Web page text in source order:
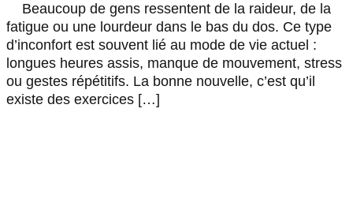
Beaucoup de gens ressentent de la raideur, de la
fatigue ou une lourdeur dans le bas du dos. Ce type
d’inconfort est souvent lié au mode de vie actuel :
longues heures assis, manque de mouvement, stress
ou gestes répétitifs. La bonne nouvelle, c’est qu’il
existe des exercices […]